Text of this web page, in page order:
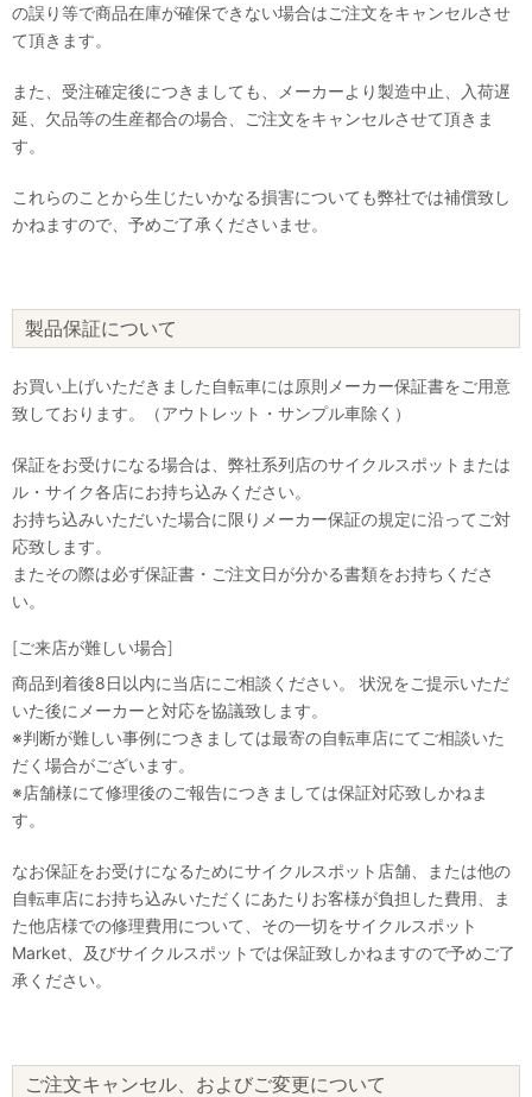
の誤り等で商品在庫が確保できない場合はご注文をキャンセルさせ
て頂きます。
また、受注確定後につきましても、メーカーより製造中止、入荷遅
延、欠品等の生産都合の場合、ご注文をキャンセルさせて頂きま
す。
これらのことから生じたいかなる損害についても弊社では補償致し
かねますので、予めご了承くださいませ。
製品保証について
お買い上げいただきました自転車には原則メーカー保証書をご用意
致しております。（アウトレット・サンプル車除く）
保証をお受けになる場合は、弊社系列店のサイクルスポットまたは
ル・サイク各店にお持ち込みください。
お持ち込みいただいた場合に限りメーカー保証の規定に沿ってご対
応致します。
またその際は必ず保証書・ご注文日が分かる書類をお持ちくださ
い。
[ご来店が難しい場合]
商品到着後8日以内に当店にご相談ください。 状況をご提示いただ
いた後にメーカーと対応を協議致します。
※判断が難しい事例につきましては最寄の自転車店にてご相談いた
だく場合がございます。
※店舗様にて修理後のご報告につきましては保証対応致しかねま
す。
なお保証をお受けになるためにサイクルスポット店舗、または他の
自転車店にお持ち込みいただくにあたりお客様が負担した費用、ま
た他店様での修理費用について、その一切をサイクルスポット
Market、及びサイクルスポットでは保証致しかねますので予めご了
承ください。
ご注文キャンセル、およびご変更について